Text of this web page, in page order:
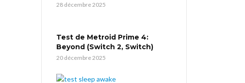
28 décembre 2025
Test de Metroid Prime 4:
Beyond (Switch 2, Switch)
20 décembre 2025